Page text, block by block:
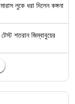
লুকে ধরা দিলেন কঙ্গনা
শতরান জিম্বাবুয়ের